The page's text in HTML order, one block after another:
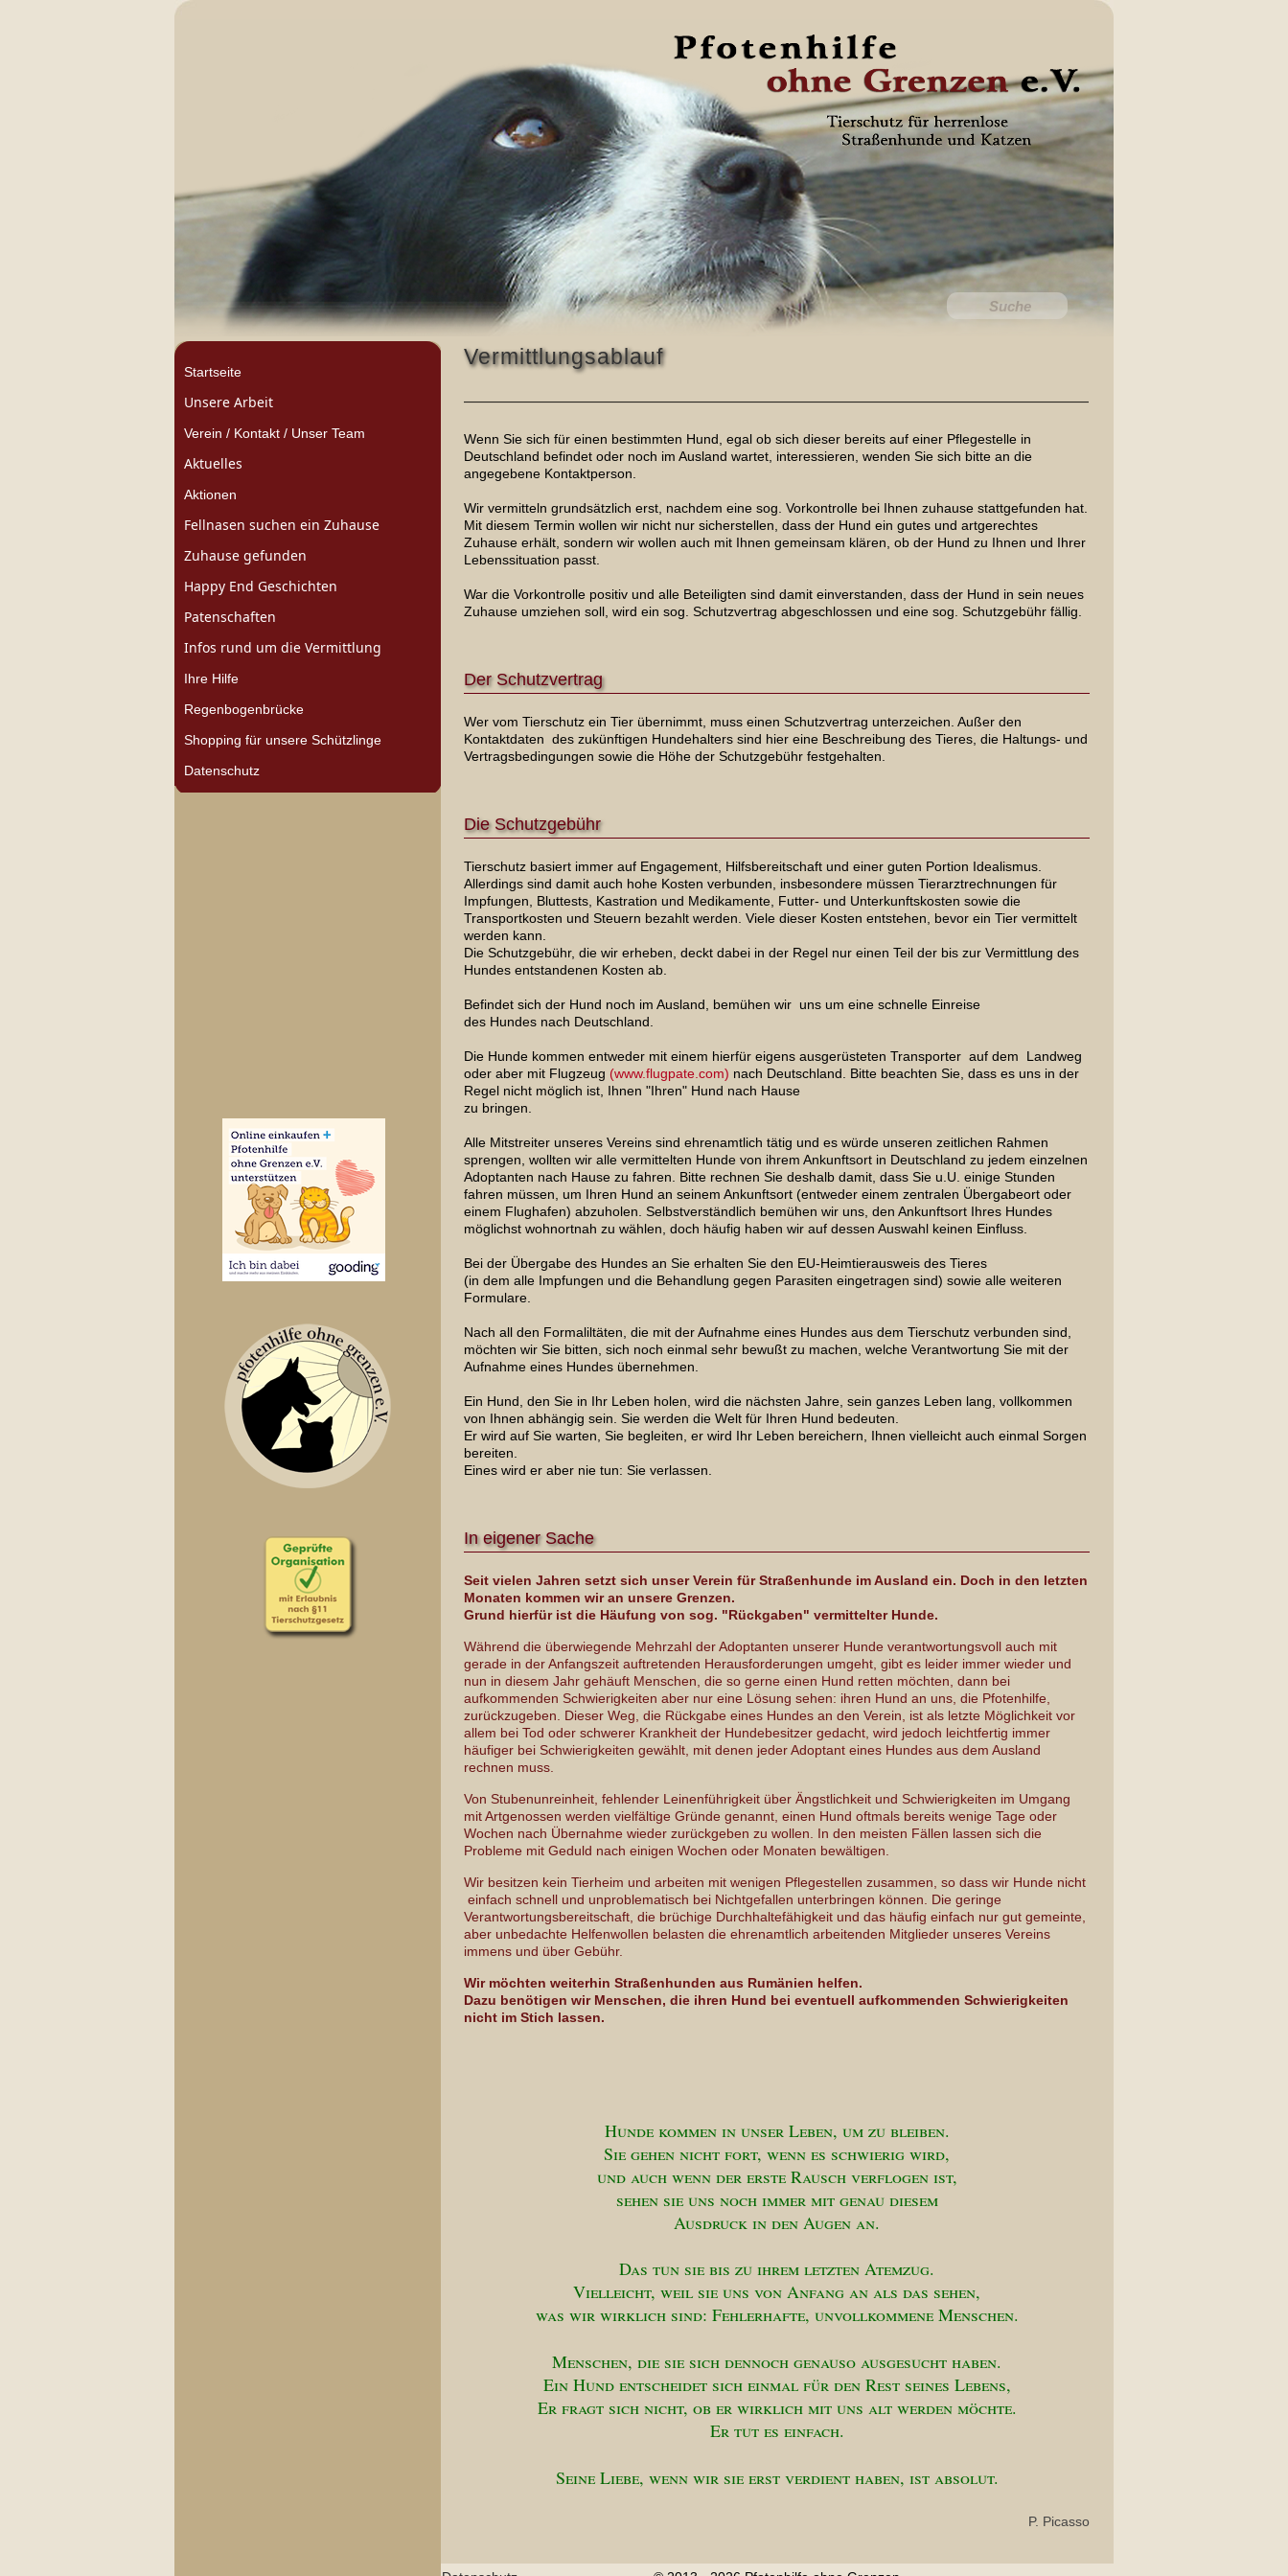
Startseite
Unsere Arbeit
Verein / Kontakt / Unser Team
Aktuelles
Aktionen
Fellnasen suchen ein Zuhause
Zuhause gefunden
Happy End Geschichten
Patenschaften
Infos rund um die Vermittlung
Ihre Hilfe
Regenbogenbrücke
Shopping für unsere Schützlinge
Datenschutz
Vermittlungsablauf
Wenn Sie sich für einen bestimmten Hund, egal ob sich dieser bereits auf einer Pflegestelle in
Deutschland befindet oder noch im Ausland wartet, interessieren, wenden Sie sich bitte an die
angegebene Kontaktperson.
Wir vermitteln grundsätzlich erst, nachdem eine sog. Vorkontrolle bei Ihnen zuhause stattgefunden hat.
Mit diesem Termin wollen wir nicht nur sicherstellen, dass der Hund ein gutes und artgerechtes
Zuhause erhält, sondern wir wollen auch mit Ihnen gemeinsam klären, ob der Hund zu Ihnen und Ihrer
Lebenssituation passt.
War die Vorkontrolle positiv und alle Beteiligten sind damit einverstanden, dass der Hund in sein neues
Zuhause umziehen soll, wird ein sog. Schutzvertrag abgeschlossen und eine sog. Schutzgebühr fällig.
Der Schutzvertrag
Wer vom Tierschutz ein Tier übernimmt, muss einen Schutzvertrag unterzeichen. Außer den
Kontaktdaten des zukünftigen Hundehalters sind hier eine Beschreibung des Tieres, die Haltungs- und
Vertragsbedingungen sowie die Höhe der Schutzgebühr festgehalten.
Die Schutzgebühr
Tierschutz basiert immer auf Engagement, Hilfsbereitschaft und einer guten Portion Idealismus.
Allerdings sind damit auch hohe Kosten verbunden, insbesondere müssen Tierarztrechnungen für
Impfungen, Bluttests, Kastration und Medikamente, Futter- und Unterkunftskosten sowie die
Transportkosten und Steuern bezahlt werden. Viele dieser Kosten entstehen, bevor ein Tier vermittelt
werden kann.
Die Schutzgebühr, die wir erheben, deckt dabei in der Regel nur einen Teil der bis zur Vermittlung des
Hundes entstandenen Kosten ab.
Befindet sich der Hund noch im Ausland, bemühen wir uns um eine schnelle Einreise
des Hundes nach Deutschland.
Die Hunde kommen entweder mit einem hierfür eigens ausgerüsteten Transporter auf dem Landweg
oder aber mit Flugzeug (www.flugpate.com) nach Deutschland. Bitte beachten Sie, dass es uns in der
Regel nicht möglich ist, Ihnen "Ihren" Hund nach Hause
zu bringen.
Alle Mitstreiter unseres Vereins sind ehrenamtlich tätig und es würde unseren zeitlichen Rahmen
sprengen, wollten wir alle vermittelten Hunde von ihrem Ankunftsort in Deutschland zu jedem einzelnen
Adoptanten nach Hause zu fahren. Bitte rechnen Sie deshalb damit, dass Sie u.U. einige Stunden
fahren müssen, um Ihren Hund an seinem Ankunftsort (entweder einem zentralen Übergabeort oder
einem Flughafen) abzuholen. Selbstverständlich bemühen wir uns, den Ankunftsort Ihres Hundes
möglichst wohnortnah zu wählen, doch häufig haben wir auf dessen Auswahl keinen Einfluss.
Bei der Übergabe des Hundes an Sie erhalten Sie den EU-Heimtierausweis des Tieres
(in dem alle Impfungen und die Behandlung gegen Parasiten eingetragen sind) sowie alle weiteren
Formulare.
Nach all den Formaliltäten, die mit der Aufnahme eines Hundes aus dem Tierschutz verbunden sind,
möchten wir Sie bitten, sich noch einmal sehr bewußt zu machen, welche Verantwortung Sie mit der
Aufnahme eines Hundes übernehmen.
Ein Hund, den Sie in Ihr Leben holen, wird die nächsten Jahre, sein ganzes Leben lang, vollkommen
von Ihnen abhängig sein. Sie werden die Welt für Ihren Hund bedeuten.
Er wird auf Sie warten, Sie begleiten, er wird Ihr Leben bereichern, Ihnen vielleicht auch einmal Sorgen
bereiten.
Eines wird er aber nie tun: Sie verlassen.
In eigener Sache
Seit vielen Jahren setzt sich unser Verein für Straßenhunde im Ausland ein. Doch in den letzten
Monaten kommen wir an unsere Grenzen.
Grund hierfür ist die Häufung von sog. "Rückgaben" vermittelter Hunde.
Während die überwiegende Mehrzahl der Adoptanten unserer Hunde verantwortungsvoll auch mit
gerade in der Anfangszeit auftretenden Herausforderungen umgeht, gibt es leider immer wieder und
nun in diesem Jahr gehäuft Menschen, die so gerne einen Hund retten möchten, dann bei
aufkommenden Schwierigkeiten aber nur eine Lösung sehen: ihren Hund an uns, die Pfotenhilfe,
zurückzugeben. Dieser Weg, die Rückgabe eines Hundes an den Verein, ist als letzte Möglichkeit vor
allem bei Tod oder schwerer Krankheit der Hundebesitzer gedacht, wird jedoch leichtfertig immer
häufiger bei Schwierigkeiten gewählt, mit denen jeder Adoptant eines Hundes aus dem Ausland
rechnen muss.
Von Stubenunreinheit, fehlender Leinenführigkeit über Ängstlichkeit und Schwierigkeiten im Umgang
mit Artgenossen werden vielfältige Gründe genannt, einen Hund oftmals bereits wenige Tage oder
Wochen nach Übernahme wieder zurückgeben zu wollen. In den meisten Fällen lassen sich die
Probleme mit Geduld nach einigen Wochen oder Monaten bewältigen.
Wir besitzen kein Tierheim und arbeiten mit wenigen Pflegestellen zusammen, so dass wir Hunde nicht
einfach schnell und unproblematisch bei Nichtgefallen unterbringen können. Die geringe
Verantwortungsbereitschaft, die brüchige Durchhaltefähigkeit und das häufig einfach nur gut gemeinte,
aber unbedachte Helfenwollen belasten die ehrenamtlich arbeitenden Mitglieder unseres Vereins
immens und über Gebühr.
Wir möchten weiterhin Straßenhunden aus Rumänien helfen.
Dazu benötigen wir Menschen, die ihren Hund bei eventuell aufkommenden Schwierigkeiten
nicht im Stich lassen.
Hunde kommen in unser Leben, um zu bleiben.
Sie gehen nicht fort, wenn es schwierig wird,
und auch wenn der erste Rausch verflogen ist,
sehen sie uns noch immer mit genau diesem
Ausdruck in den Augen an.
Das tun sie bis zu ihrem letzten Atemzug.
Vielleicht, weil sie uns von Anfang an als das sehen,
was wir wirklich sind: Fehlerhafte, unvollkommene Menschen.
Menschen, die sie sich dennoch genauso ausgesucht haben.
Ein Hund entscheidet sich einmal für den Rest seines Lebens,
Er fragt sich nicht, ob er wirklich mit uns alt werden möchte.
Er tut es einfach.
Seine Liebe, wenn wir sie erst verdient haben, ist absolut.
P. Picasso